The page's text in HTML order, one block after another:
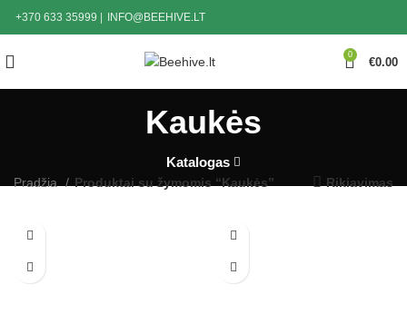
+370 633 35999 INFO@BEEHIVE.LT
0
€0.00
Kaukės
Katalogas
Pradžia Produktai su žymomis “Kaukės” Rikiavimas